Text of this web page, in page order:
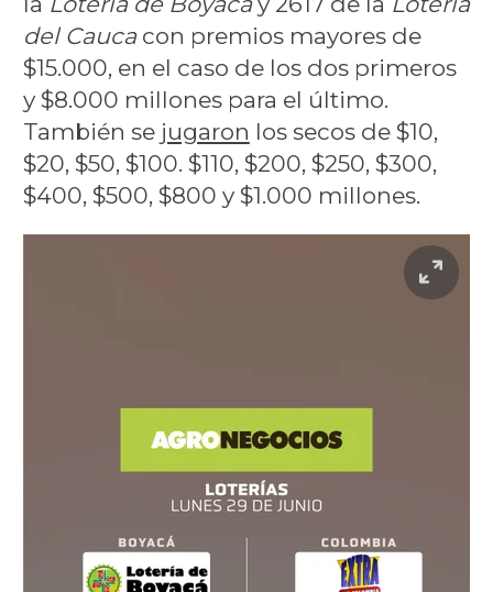
del Caucacon premios mayores de
$15.000, en el caso de los dos primeros
y $8.000 millones para el último.
También se jugaron los secos de $10,
$20, $50, $100. $110, $200, $250, $300,
$400, $500, $800 y $1.000 millones.